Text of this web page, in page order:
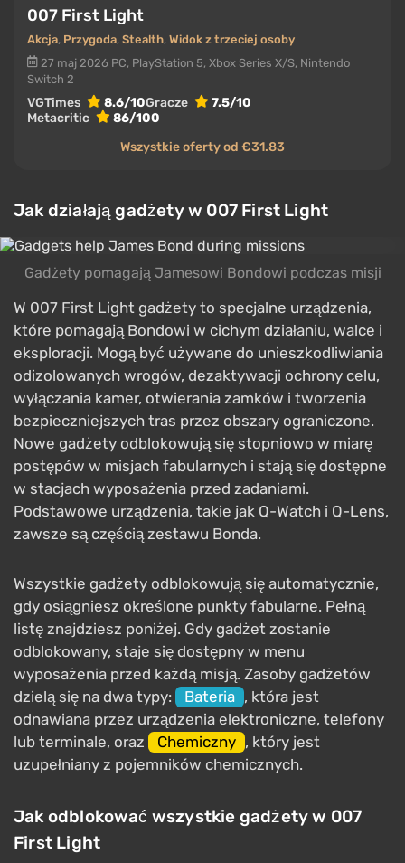
007 First Light
Akcja, Przygoda, Stealth, Widok z trzeciej osoby
27 maj 2026 PC, PlayStation 5, Xbox Series X/S, Nintendo
Switch 2
VGTimes 8.6/10Gracze
7.5/10
Metacritic
86/100
Wszystkie oferty od €31.83
Jak działają gadżety w 007 First Light
Gadżety pomagają Jamesowi Bondowi podczas misji
W 007 First Light gadżety to specjalne urządzenia,
które pomagają Bondowi w cichym działaniu, walce i
eksploracji. Mogą być używane do unieszkodliwiania
odizolowanych wrogów, dezaktywacji ochrony celu,
wyłączania kamer, otwierania zamków i tworzenia
bezpieczniejszych tras przez obszary ograniczone.
Nowe gadżety odblokowują się stopniowo w miarę
postępów w misjach fabularnych i stają się dostępne
w stacjach wyposażenia przed zadaniami.
Podstawowe urządzenia, takie jak Q-Watch i Q-Lens,
zawsze są częścią zestawu Bonda.
Wszystkie gadżety odblokowują się automatycznie,
gdy osiągniesz określone punkty fabularne. Pełną
listę znajdziesz poniżej. Gdy gadżet zostanie
odblokowany, staje się dostępny w menu
wyposażenia przed każdą misją. Zasoby gadżetów
dzielą się na dwa typy:
Bateria , która jest
odnawiana przez urządzenia elektroniczne, telefony
lub terminale, oraz
Chemiczny , który jest
uzupełniany z pojemników chemicznych.
Jak odblokować wszystkie gadżety w 007
First Light